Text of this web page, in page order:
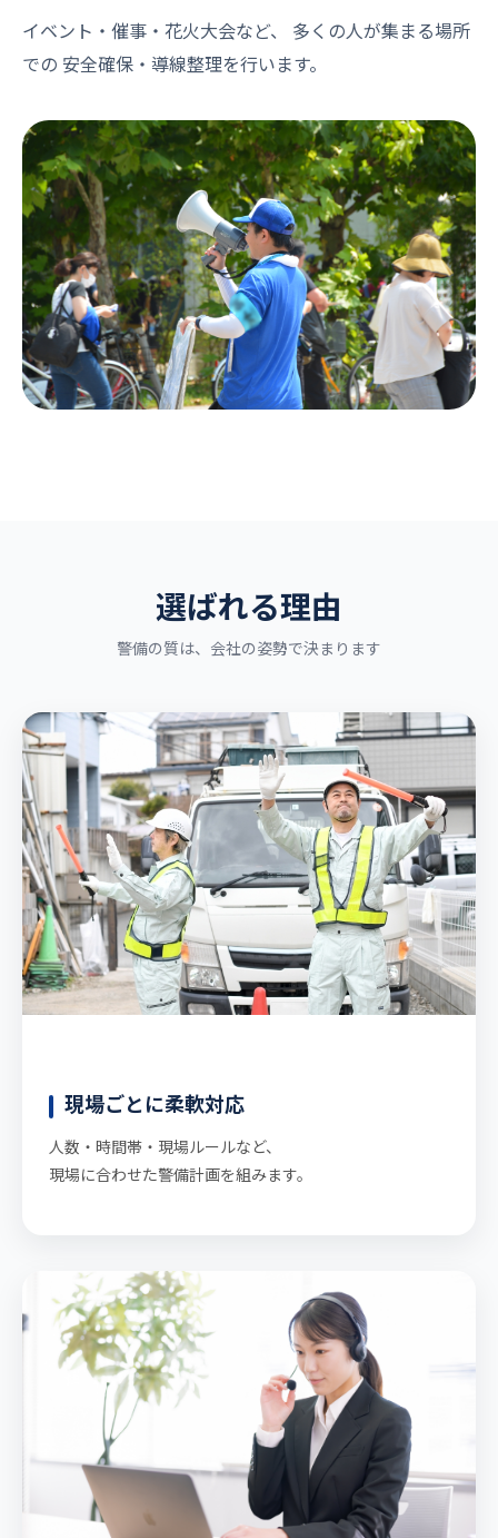
イベント・催事・花火大会など、 多くの人が集まる場所
での 安全確保・導線整理を行います。
選ばれる理由
警備の質は、会社の姿勢で決まります
現場ごとに柔軟対応
人数・時間帯・現場ルールなど、
現場に合わせた警備計画を組みます。